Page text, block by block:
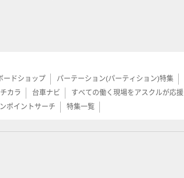
ードショップ パーテーション(パーティション)特集
カラ 台車ナビ すべての働く現場をアスクルが応援
ポイントサーチ 特集一覧